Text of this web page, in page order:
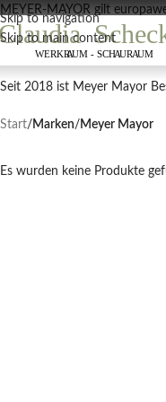
Skip to navigation
Skip to main content
MEYER-MAYOR gilt
1993 eingeführte Herstellung
Betrieb sicher in die Zukunft
Seit 2018 ist Meyer Mayor
Start/ Marken/ Meyer Mayor
Es wurden keine Produkte